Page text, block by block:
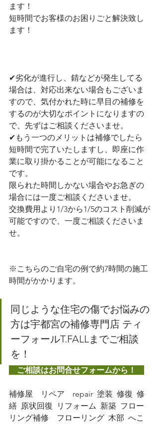
ます！
短時間でお客様のお困りごと解決致し
ます！
✔︎劣化が進行し、錆などが発生してる
場合は、対応出来ない場合もございま
すので、気付かれた時に早目の補修を
するのが大切なポイントになりますの
で、先ずはご相談くださいませ。
✔︎もう一つのメリットは補修でしたら
短時間で完了いたしますし、即座に作
業に取り掛かることが可能になること
です。
限られた時間しかない場合やお急ぎの
場合には一度ご相談くださいませ。
交換費用より1/3から1/5のコスト削減が
可能ですので、一度ご相談くださいま
せ。
※こちらのご自宅の例で約7時間の施工
時間がかかります。
同じような住宅の傷でお悩みの
方は宇都宮の補修専門店 ティ
ーフォールT.FALLまでご相談
を！
ご相談はお問合せフォームから！
補修屋　リペア　repair  塗装  修復  修
繕  原状回復  リフォーム  新築  フロー
リング補修　フローリング  木部  へこ